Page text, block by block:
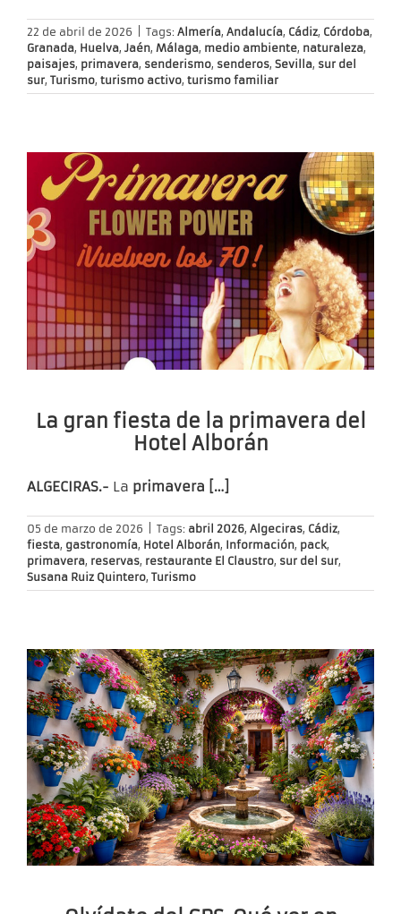
22 de abril de 2026 Tags: Almería, Andalucía, Cádiz, Córdoba,
Granada, Huelva, Jaén, Málaga, medio ambiente, naturaleza,
paisajes, primavera, senderismo, senderos, Sevilla, sur del
sur, Turismo, turismo activo, turismo familiar
La gran fiesta de la primavera del
Hotel Alborán
ALGECIRAS.- La primavera […]
05 de marzo de 2026 Tags: abril 2026, Algeciras, Cádiz,
fiesta, gastronomía, Hotel Alborán, Información, pack,
primavera, reservas, restaurante El Claustro, sur del sur,
Susana Ruiz Quintero, Turismo